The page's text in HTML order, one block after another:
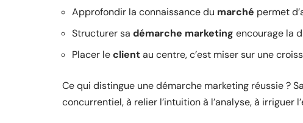
Approfondir la connaissance du marché permet
Structurer sa démarche marketing encourage la
Placer leclientau centre, c’est miser sur une
Ce qui distingue une démarche marketing réussie ?
concurrentiel, à relier l’intuition à l’analyse, à irriguer